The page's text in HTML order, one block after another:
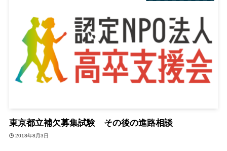
東京都立補欠募集試験 その後の進路相談
2018年8月3日